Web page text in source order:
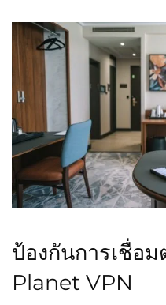
ป้องกันการเชื่อ
Planet VPN